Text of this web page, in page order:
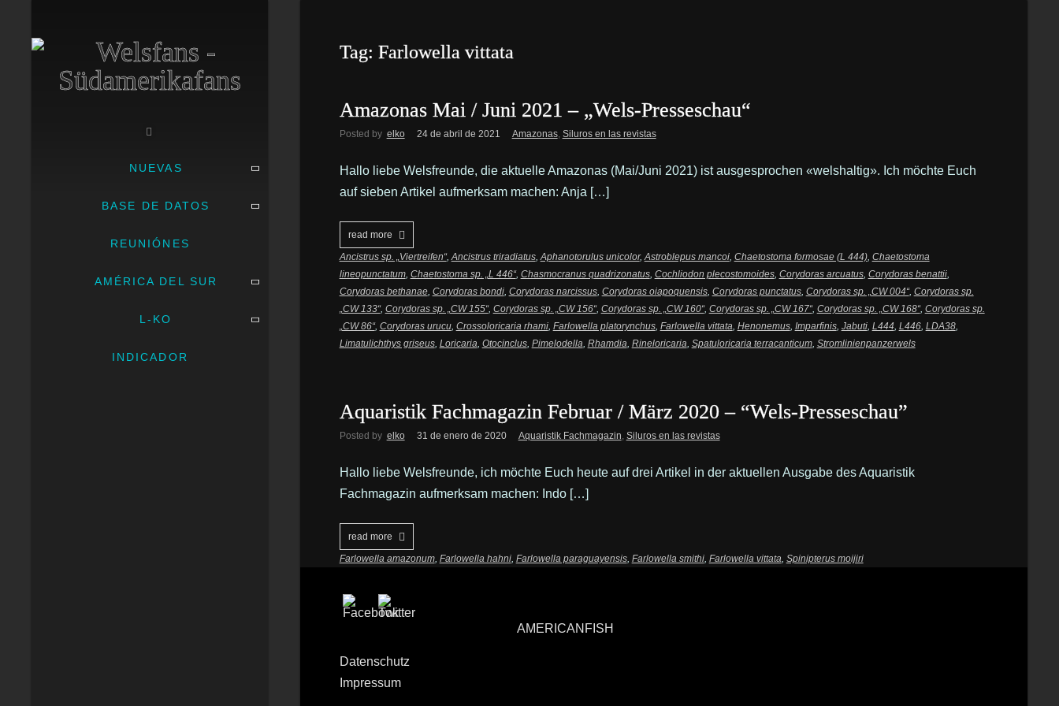
NUEVAS
BASE DE DATOS
REUNIÓNES
AMÉRICA DEL SUR
L-KO
INDICADOR
Tag: Farlowella vittata
Amazonas Mai / Juni 2021 – „Wels-Presseschau“
Posted by elko 24 de abril de 2021 Amazonas, Siluros en las revistas
Hallo liebe Welsfreunde, die aktuelle Amazonas (Mai/Juni 2021) ist ausgesprochen «welshaltig». Ich möchte Euch
auf sieben Artikel aufmerksam machen: Anja […]
read more
Ancistrus sp. „Viertreifen“,Ancistrus triradiatus,Aphanotorulus unicolor,Astroblepus mancoi, Chaetostoma formosae (L 444), Chaetostoma
lineopunctatum, Chaetostoma sp. „L 446“, Chasmocranus quadrizonatus, Cochliodon plecostomoides, Corydoras arcuatus, Corydoras benattii,
Corydoras bethanae, Corydoras bondi, Corydoras narcissus, Corydoras oiapoquensis, Corydoras punctatus, Corydoras sp. „CW 004“, Corydoras sp.
„CW 133“, Corydoras sp. „CW 155“, Corydoras sp. „CW 156“, Corydoras sp. „CW 160“, Corydoras sp. „CW 167“, Corydoras sp. „CW 168“, Corydoras sp.
„CW 86“, Corydoras urucu, Crossoloricaria rhami, Farlowella platorynchus, Farlowella vittata, Henonemus, Imparfinis, Jabuti, L444, L446, LDA38,
Limatulichthys griseus, Loricaria, Otocinclus, Pimelodella, Rhamdia, Rineloricaria, Spatuloricaria terracanticum, Stromlinienpanzerwels
Aquaristik Fachmagazin Februar / März 2020 – “Wels-Presseschau”
Posted by elko 31 de enero de 2020 Aquaristik Fachmagazin, Siluros en las revistas
Hallo liebe Welsfreunde, ich möchte Euch heute auf drei Artikel in der aktuellen Ausgabe des Aquaristik
Fachmagazin aufmerksam machen: Indo […]
read more
Farlowella amazonum, Farlowella hahni, Farlowella paraguayensis, Farlowella smithi, Farlowella vittata, Spinipterus moijiri
AMERICANFISH
Datenschutz
Impressum